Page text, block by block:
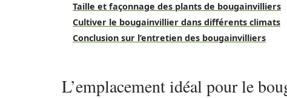
Taille et façonnage des plants de bougainvilliers
Cultiver le bougainvillier dans différents climats
Conclusion sur l’entretien des bougainvilliers
L’emplacement idéal pour le